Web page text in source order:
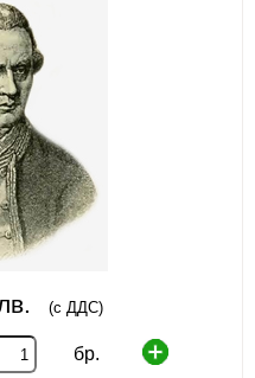
МАТЕРИАЛИ
(с ДДС)
бр.